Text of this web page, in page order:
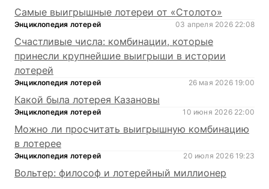
Самые выигрышные лотереи от «Столото»
Энциклопедия лотерей 03 апреля 2026 22:08
Счастливые числа: комбинации, которые
принесли крупнейшие выигрыши в истории
лотерей
Энциклопедия лотерей 26 мая 2026 19:00
Какой была лотерея Казановы
Энциклопедия лотерей 10 июня 2026 22:00
Можно ли просчитать выигрышную комбинацию
в лотерее
Энциклопедия лотерей 20 июля 2026 19:23
Вольтер: философ и лотерейный миллионер